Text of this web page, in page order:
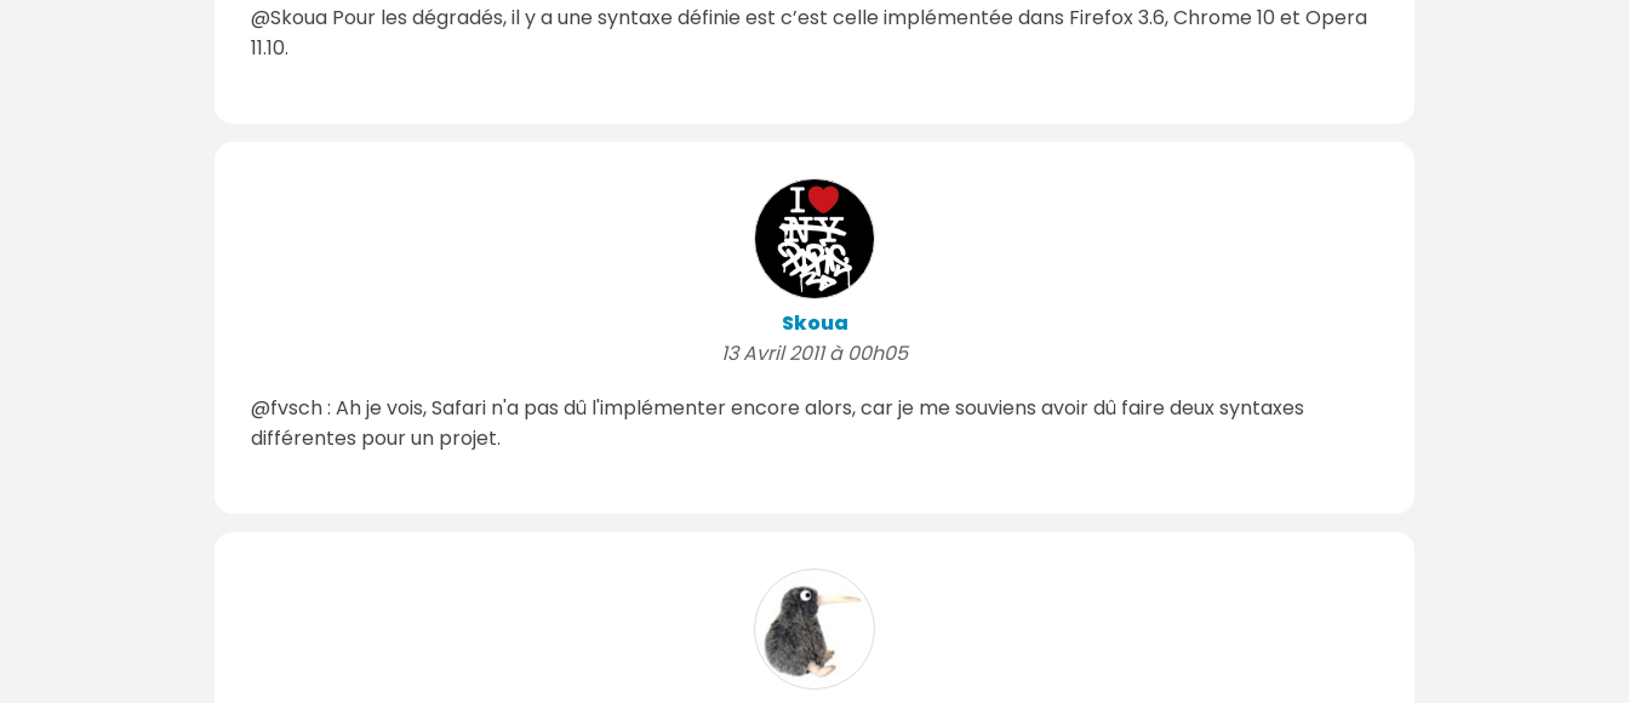
@Skoua Pour les dégradés, il y a une syntaxe définie est c’est celle implémentée dans Firefox 3.6, Chrome 10 et Opera
11.10.
Skoua
13 Avril 2011 à 00h05
@fvsch : Ah je vois, Safari n'a pas dû l'implémenter encore alors, car je me souviens avoir dû faire deux syntaxes
différentes pour un projet.